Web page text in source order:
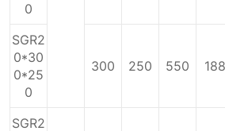
0
SGR2
0*30
0*25
0
300 250 550 188
SGR2